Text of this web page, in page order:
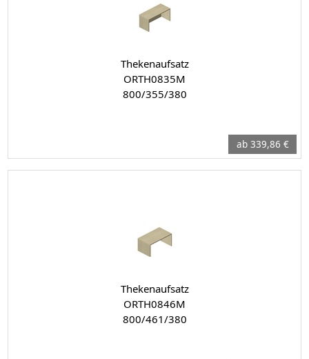
Thekenaufsatz
ORTH0835M
800/355/380
ab 339,86 €
Thekenaufsatz
ORTH0846M
800/461/380